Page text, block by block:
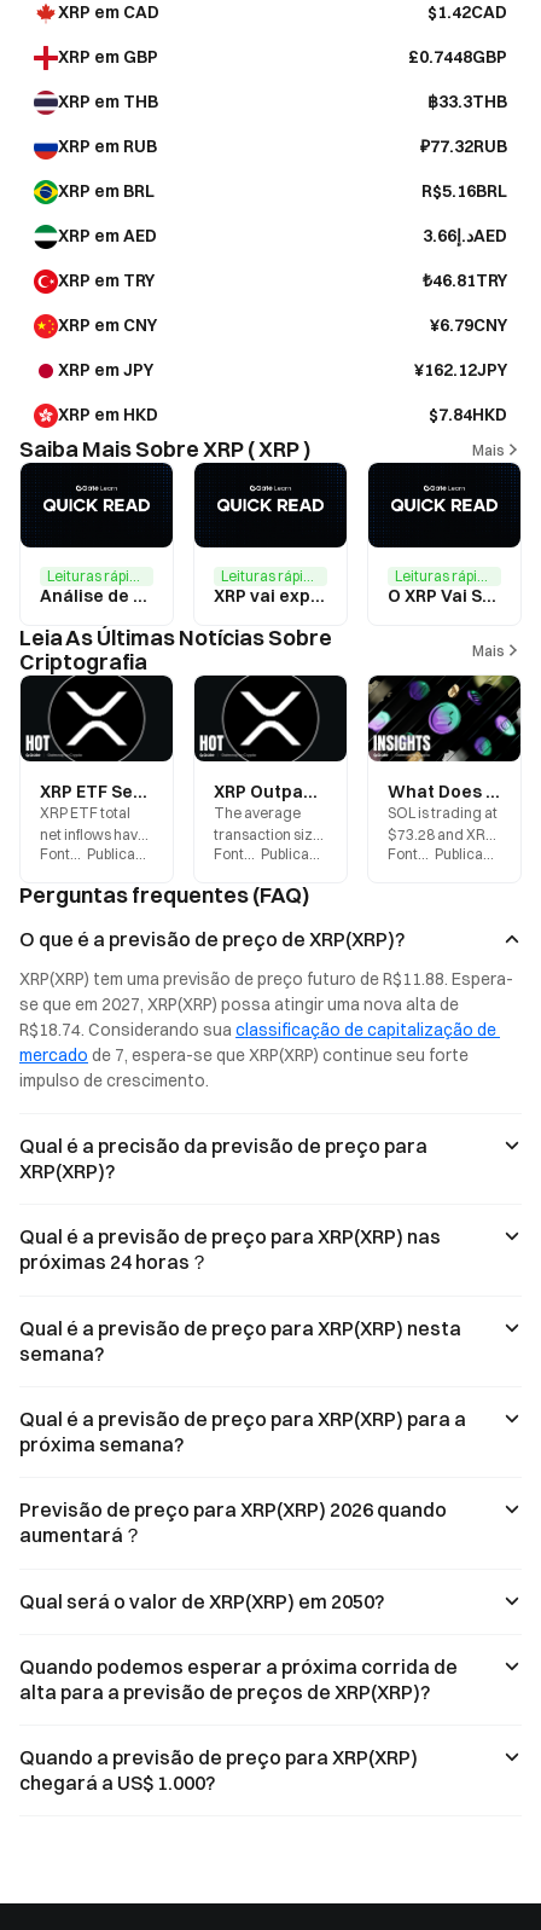
XRP em CAD $1.42CAD
XRP em GBP £0.7448GBP
XRP em THB ฿33.3THB
XRP em RUB ₽77.32RUB
XRP em BRL R$5.16BRL
XRP em AED د.إ3.66AED
XRP em TRY ₺46.81TRY
XRP em CNY ¥6.79CNY
XRP em JPY ¥162.12JPY
XRP em HKD $7.84HKD
Saiba Mais Sobre XRP ( XRP ) Mais
Leituras rápidas
Análise de Valor de Investimento XRP: XRP é um Bom Investimento?
Leituras rápidas
XRP vai explodir
Leituras rápidas
O XRP Vai Subir? Uma Análise Abrangente do Potencial Futuro do XRP
Leia As Últimas Notícias Sobre
Criptografia
Mais
XRP ETF Sees Over $1.5 Billion in Inflows but Drops 40%: Why Has Institutional Capital Failed to Drive Prices Higher?
XRP ETF total
net inflows have
surpassed $1.5
additional
added in July.
price has fallen
by roughly 40%
since the
beginning of the
year. This article
pressures
behind the
disconnect
inflows and price
performance,
examining why
yet to translate
into upward
Gate.blog 2026-08-03
XRP Outpaces BTC and ETH in Single Transaction Size: What Does On-Chain Data Reveal?
The average
transaction size
for XRP has
$86,680,
surpassing
$14,200 and
Ethereum’s
$3,280. On-
chain data
trends in Ripple
adoption.
Fonte Gate.blog 2026-08-03
What Does a Fear Index of 28 Mean? Interpreting Market Sentiment as SOL and XRP Face Simultaneous Pressure
SOL is trading at
$73.28 and XRP
at $1.07, while
28. This article
data to backtest
BTC’s
performance
during periods of
current market
sentiment.
Fonte Gate.blog
Perguntas frequentes (FAQ)
O que é a previsão de preço de XRP(XRP)?
XRP(XRP) tem uma previsão de preço futuro de R$11.88. Espera-
se que em 2027, XRP(XRP) possa atingir uma nova alta de
R$18.74. Considerando sua classificação de capitalização de
mercado de 7, espera-se que XRP(XRP) continue seu forte
impulso de crescimento.
Qual é a precisão da previsão de preço para
XRP(XRP)?
Qual é a previsão de preço para XRP(XRP) nas
próximas 24 horas？
Qual é a previsão de preço para XRP(XRP) nesta
semana?
Qual é a previsão de preço para XRP(XRP) para a
próxima semana?
Previsão de preço para XRP(XRP) 2026 quando
aumentará？
Qual será o valor de XRP(XRP) em 2050?
Quando podemos esperar a próxima corrida de
alta para a previsão de preços de XRP(XRP)?
Quando a previsão de preço para XRP(XRP)
chegará a US$ 1.000?